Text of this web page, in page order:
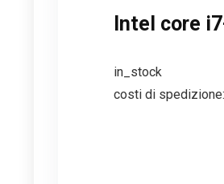
Intel core
in_stock
costi di